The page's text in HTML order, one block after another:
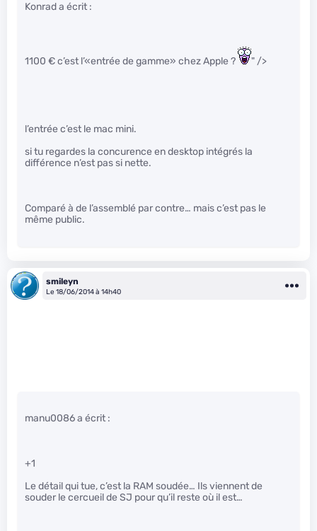
Konrad a écrit :
1100 € c’est l’«entrée de gamme» chez Apple ? " />
l’entrée c’est le mac mini.
si tu regardes la concurence en desktop intégrés la
différence n’est pas si nette.
Comparé à de l’assemblé par contre… mais c’est pas le
même public.
smileyn
Le 18/06/2014 à 14h40
manu0086 a écrit :
+1
Le détail qui tue, c’est la RAM soudée… Ils viennent de
souder le cercueil de SJ pour qu’il reste où il est…